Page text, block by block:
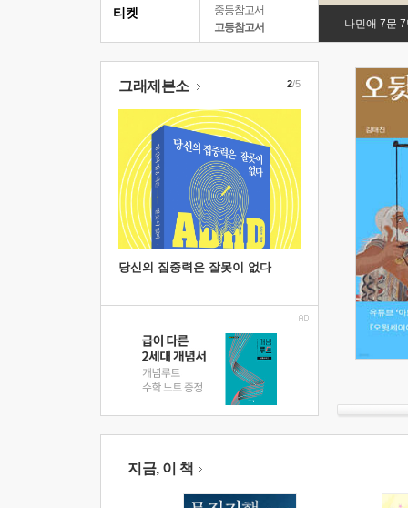
중등참고서
고등참고서
나민애 7문
티켓
그래제본소
당신의 집중력은 잘못이 없다
2/5
지금, 이 책